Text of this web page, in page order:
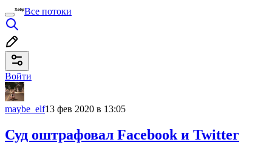
Все потоки
Войти
maybe_elf13 фев 2020 в 13:05
Суд оштрафовал Facebook и Twitter